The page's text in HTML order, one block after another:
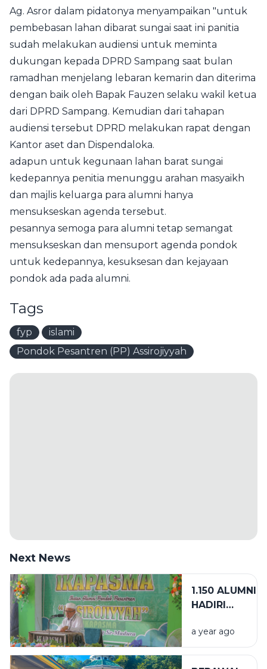
Ag. Asror dalam pidatonya menyampaikan "untuk
pembebasan lahan dibarat sungai saat ini panitia
sudah melakukan audiensi untuk meminta
dukungan kepada DPRD Sampang saat bulan
ramadhan menjelang lebaran kemarin dan diterima
dengan baik oleh Bapak Fauzen selaku wakil ketua
dari DPRD Sampang. Kemudian dari tahapan
audiensi tersebut DPRD melakukan rapat dengan
Kantor aset dan Dispendaloka.
adapun untuk kegunaan lahan barat sungai
kedepannya penitia menunggu arahan masyaikh
dan majlis keluarga para alumni hanya
mensukseskan agenda tersebut.
pesannya semoga para alumni tetap semangat
mensukseskan dan mensuport agenda pondok
untuk kedepannya, kesuksesan dan kejayaan
pondok ada pada alumni.
Tags
fyp
islami
Pondok Pesantren (PP) Assirojiyyah
Next News
1.150 ALUMNI
HADIRI
AKBAR
IKAPASMA,
SINYAL
a year ago